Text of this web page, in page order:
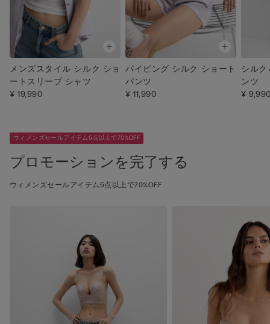
メンズスタイル シルク ショ
ートスリーブ シャツ
¥ 19,990
パイピング シルク ショート
パンツ
¥ 11,990
シル
ンツ
¥
ウィメンズセールアイテム5点以上で70%OFF
プロモーションを完了する
ウィメンズセールアイテム5点以上で70%OFF